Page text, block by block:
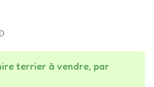
terrier à vendre, par